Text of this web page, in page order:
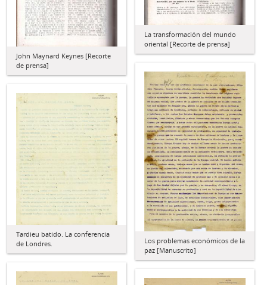
La transformación del mundo
oriental [Recorte de prensa]
John Maynard Keynes [Recorte
de prensa]
Los problemas económicos de la
paz [Manuscrito]
Tardieu batido. La conferencia
de Londres.